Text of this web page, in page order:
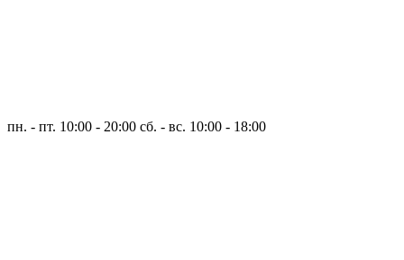
пн. - пт. 10:00 - 20:00 сб. - вс. 10:00 - 18:00